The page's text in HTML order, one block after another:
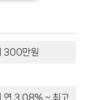
300만원
연 3.08% ~ 최고